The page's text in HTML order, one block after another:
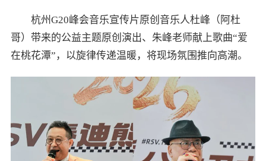
杭州G20峰会音乐宣传片原创音乐人杜峰（阿杜
哥）带来的公益主题原创演出、朱峰老师献上歌曲“爱
在桃花潭”，以旋律传递温暖，将现场氛围推向高潮。